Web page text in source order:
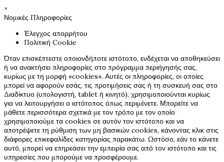
×
Νομικές Πληροφορίες
Έλεγχος απορρήτου
Πολιτική Cookie
Όταν επισκέπτεστε οποιονδήποτε ιστότοπο, ενδέχεται να αποθηκεύσει
ή να ανακτήσει πληροφορίες στο πρόγραμμα περιήγησής σας,
κυρίως με τη μορφή «cookies». Αυτές οι πληροφορίες, οι οποίες
μπορεί να αφορούν εσάς, τις προτιμήσεις σας ή τη συσκευή σας στο
Διαδίκτυο (υπολογιστή, tablet ή κινητό), χρησιμοποιούνται κυρίως
για να λειτουργήσει ο ιστότοπος όπως περιμένετε. Μπορείτε να
μάθετε περισσότερα σχετικά με τον τρόπο με τον οποίο
χρησιμοποιούμε τα cookies σε αυτόν τον ιστότοπο και να
αποτρέψετε τη ρύθμιση των μη βασικών cookies, κάνοντας κλικ στις
διάφορες επικεφαλίδες κατηγορίας παρακάτω. Ωστόσο, εάν το κάνετε
αυτό, μπορεί να επηρεάσει την εμπειρία σας από τον ιστότοπο και τις
υπηρεσίες που μπορούμε να προσφέρουμε.